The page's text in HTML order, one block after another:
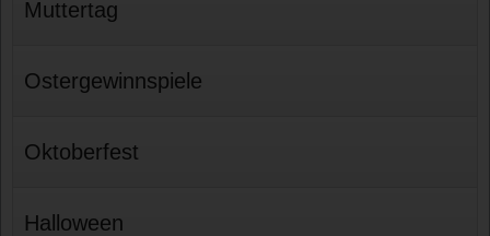
Muttertag
Ostergewinnspiele
Oktoberfest
Halloween